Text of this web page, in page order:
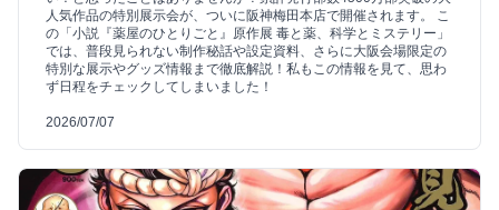
人気作品の特別展示会が、ついに阪神梅田本店で開催されます。 こ
の「小説『薬屋のひとりごと』原作展 毒と薬、科学とミステリー」
では、普段見られない制作秘話や設定資料、さらに大阪会場限定の
特別な展示やグッズ情報まで徹底解説！私もこの情報を見て、思わ
ず日程をチェックしてしまいました！
2026/07/07